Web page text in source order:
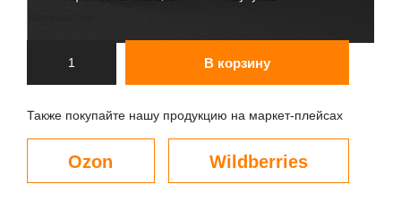
В корзину
Также покупайте нашу продукцию на маркет-плейсах
Ozon Wildberries